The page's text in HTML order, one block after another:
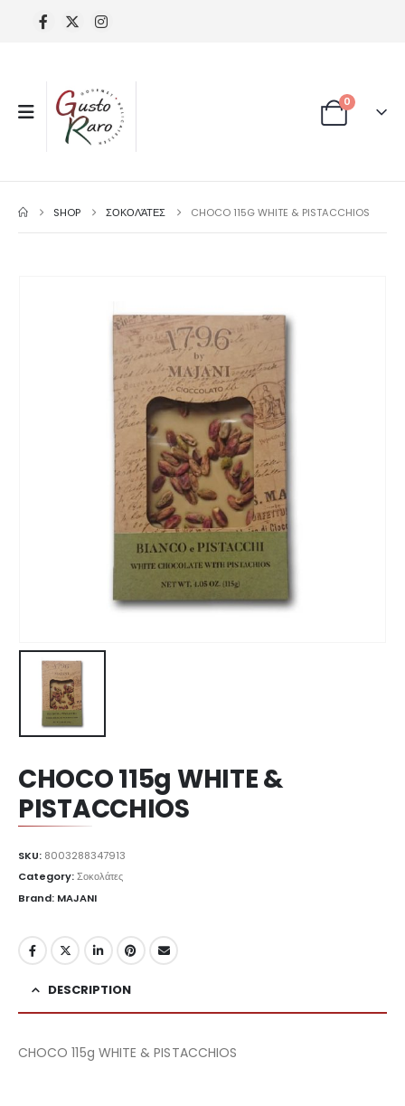
0
SHOP ΣΟΚΟΛΆΤΕΣ CHOCO 115G WHITE & PISTACCHIOS
CHOCO 115g WHITE &
PISTACCHIOS
SKU: 8003288347913
Category:Σοκολάτες
Brand: MAJANI
DESCRIPTION
CHOCO 115g WHITE & PISTACCHIOS